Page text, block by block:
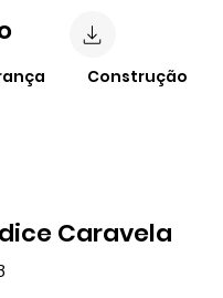
Caravela
Construção